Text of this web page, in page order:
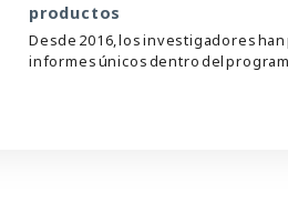
productos
Desde 2016, los investigadores
informes únicos dentro del